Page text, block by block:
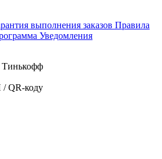
выполнения заказов Правила
Уведомления
QR-коду